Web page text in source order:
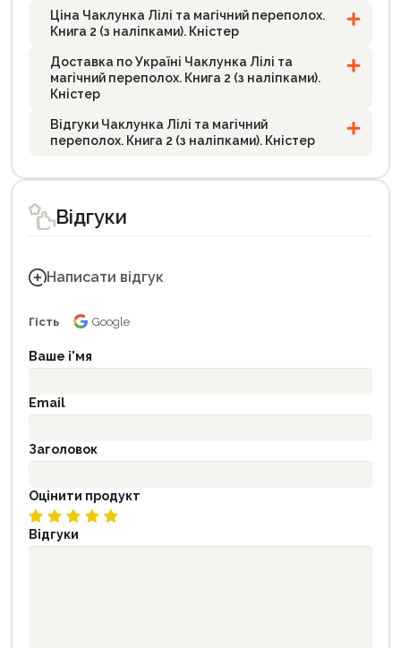
Ціна Чаклунка Лілі та магічний переполох.
Книга 2 (з наліпками). Кністер
Доставка по Україні Чаклунка Лілі та
магічний переполох. Книга 2 (з наліпками).
Кністер
Відгуки Чаклунка Лілі та магічний
переполох. Книга 2 (з наліпками). Кністер
Відгуки
Написати відгук
Гість Google
Ваше і'мя
Email
Заголовок
Оцінити продукт
Відгуки